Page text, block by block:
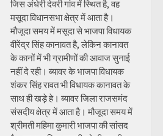
जिस अंधेरी देवरी गांव में स्थित है, वह
मसूदा विधानसभा क्षेत्र में आता है।
मौजूदा समय में मसूदा से भाजपा विधायक
वीरेंद्र सिंह कानावत है, लेकिन कानावत
के कानों में भी ग्रामीणों की आवाज सुनाई
नहीं दे रही। ब्यावर के भाजपा विधायक
शंकर सिंह रावत भी विधायक कानावत के
साथ ही खड़े हे। ब्यावर जिला राजसमंद
संसदीय क्षेत्र में आता है। मौजूदा समय में
श्रीमती महिमा कुमारी भाजपा की सांसद